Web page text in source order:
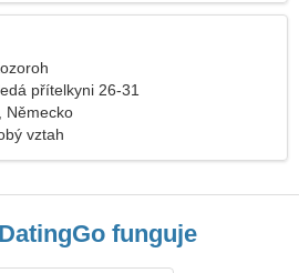
přítelkyni 26-31
Německo
vztah
funguje